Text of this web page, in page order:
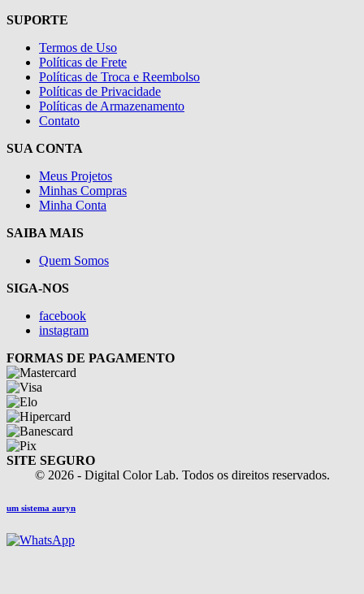
SUPORTE
Termos de Uso
Políticas de Frete
Políticas de Troca e Reembolso
Políticas de Privacidade
Políticas de Armazenamento
Contato
SUA CONTA
Meus Projetos
Minhas Compras
Minha Conta
SAIBA MAIS
Quem Somos
SIGA-NOS
facebook
instagram
FORMAS DE PAGAMENTO
SITE SEGURO
© 2026 - Digital Color Lab. Todos os direitos reservados.
um sistema auryn